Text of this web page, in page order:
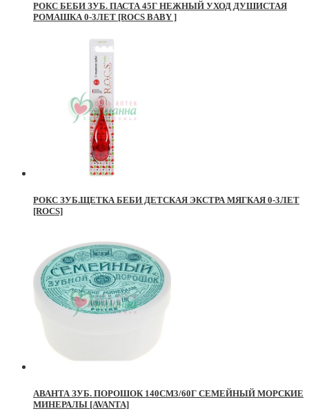
РОКС БЕБИ ЗУБ. ПАСТА 45Г НЕЖНЫЙ УХОД ДУШИСТАЯ
РОМАШКА 0-3ЛЕТ [ROCS BABY ]
РОКС ЗУБ.ЩЕТКА БЕБИ ДЕТСКАЯ ЭКСТРА МЯГКАЯ 0-3ЛЕТ
[ROCS]
АВАНТА ЗУБ. ПОРОШОК 140СМ3/60Г СЕМЕЙНЫЙ МОРСКИЕ
МИНЕРАЛЫ [AVANTA]